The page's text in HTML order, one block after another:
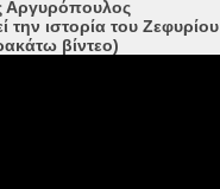
Αργυρόπουλος
την ιστορία του Ζεφυρίου
βίντεο)